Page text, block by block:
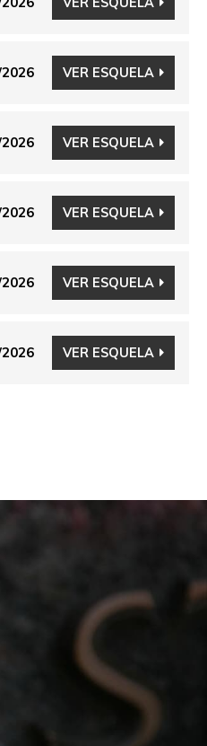
VER ESQUELA
VER ESQUELA
VER ESQUELA
VER ESQUELA
VER ESQUELA